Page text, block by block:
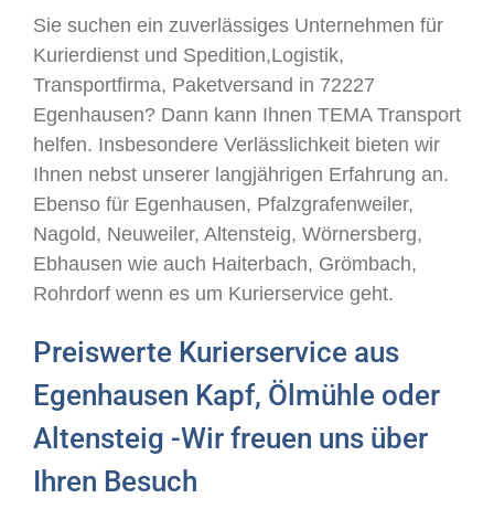
Sie suchen ein zuverlässiges Unternehmen für
Kurierdienst und Spedition,Logistik,
Transportfirma, Paketversand in 72227
Egenhausen? Dann kann Ihnen TEMA Transport
helfen. Insbesondere Verlässlichkeit bieten wir
Ihnen nebst unserer langjährigen Erfahrung an.
Ebenso für Egenhausen, Pfalzgrafenweiler,
Nagold, Neuweiler, Altensteig, Wörnersberg,
Ebhausen wie auch Haiterbach, Grömbach,
Rohrdorf wenn es um Kurierservice geht.
Preiswerte Kurierservice aus
Egenhausen Kapf, Ölmühle oder
Altensteig -Wir freuen uns über
Ihren Besuch